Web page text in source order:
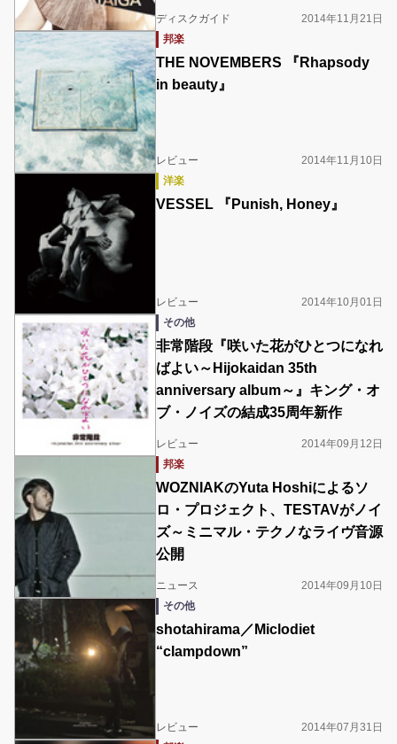
ディスクガイド
2014年11月21日
邦楽
THE NOVEMBERS 『Rhapsody
in beauty』
レビュー
2014年11月10日
洋楽
VESSEL 『Punish, Honey』
レビュー
2014年10月01日
その他
非常階段『咲いた花がひとつになれ
ばよい～Hijokaidan 35th
anniversary album～』キング・オ
ブ・ノイズの結成35周年新作
レビュー
2014年09月12日
邦楽
WOZNIAKのYuta Hoshiによるソ
ロ・プロジェクト、TESTAVがノイ
ズ～ミニマル・テクノなライヴ音源
公開
ニュース
2014年09月10日
その他
shotahirama／Miclodiet
“clampdown”
レビュー
2014年07月31日